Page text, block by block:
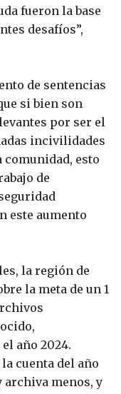
fueron la base
desafíos”,
de sentencias
si bien son
por ser el
incivilidades
comunidad, esto
de
este aumento
la región de
la meta de un 1
año 2024.
cuenta del año
archiva menos, y